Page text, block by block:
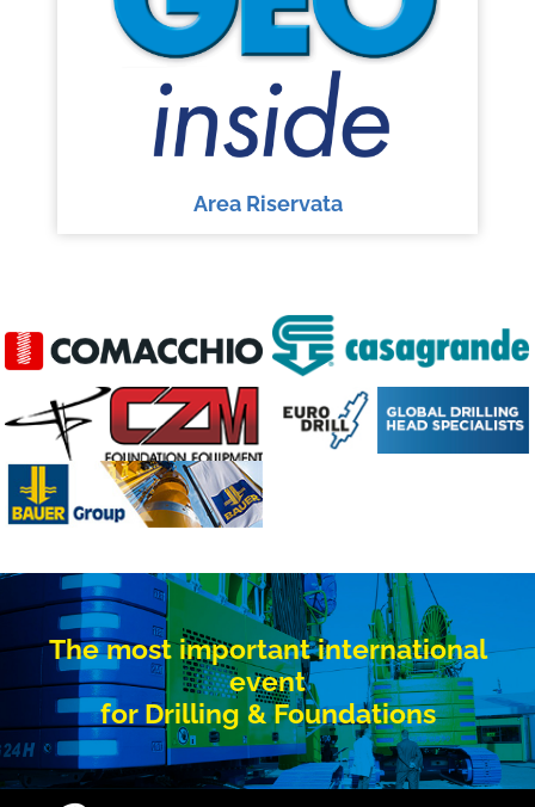
Area Riservata
The most important international
event
for Drilling & Foundations